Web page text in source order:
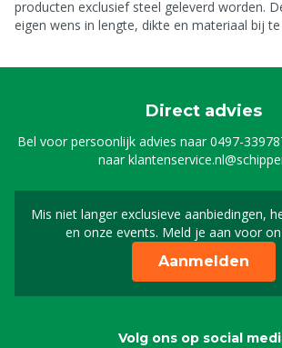
producten exclusief steel geleverd worden.
eigen wens in lengte, dikte en materiaal bij
Direct advies
Bel voor persoonlijk advies naar0497-
naar
Mis niet langer exclusieve aanbiedingen,
en onze events. Meld je aan voor
Schrijf je
Aanmelden
Volg ons op social